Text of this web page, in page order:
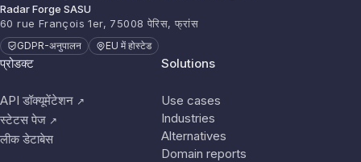
Radar Forge SASU
60 rue François 1er, 75008 पेरिस, फ्रांस
GDPR-अनुपालन EU में होस्टेड
प्रोडक्ट
API डॉक्यूमेंटेशन ↗
स्टेटस पेज ↗
लीक डेटाबेस
Solutions
Use cases
Industries
Alternatives
Domain reports